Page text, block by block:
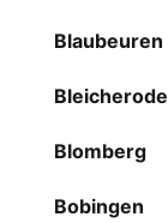
Blaubeuren
Bleicherode
Blomberg
Bobingen